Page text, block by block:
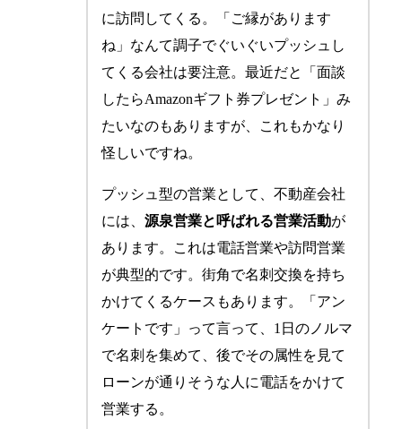
に訪問してくる。「ご縁があります
ね」なんて調子でぐいぐいプッシュし
てくる会社は要注意。最近だと「面談
したらAmazonギフト券プレゼント」み
たいなのもありますが、これもかなり
怪しいですね。
プッシュ型の営業として、不動産会社
には、 源泉営業と呼ばれる営業活動が
あります。これは電話営業や訪問営業
が典型的です。街角で名刺交換を持ち
かけてくるケースもあります。「アン
ケートです」って言って、1日のノルマ
で名刺を集めて、後でその属性を見て
ローンが通りそうな人に電話をかけて
営業する。